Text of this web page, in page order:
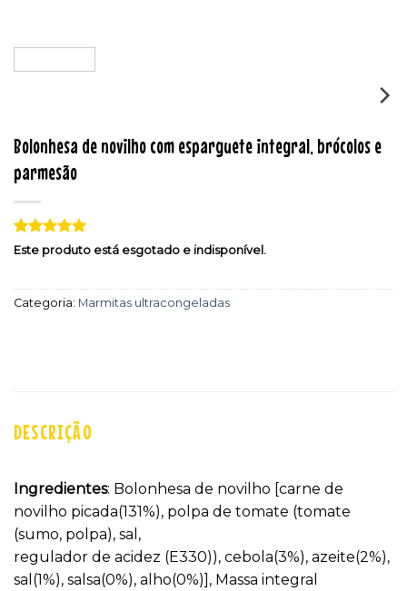
Bolonhesa de novilho com esparguete integral, brócolos e
parmesão
Classificado
com
em
2
classificações
Este produto está esgotado e indisponível.
Categoria: Marmitas ultracongeladas
DESCRIÇÃO
Ingredientes: Bolonhesa de novilho [carne de
novilho picada(131%), polpa de tomate (tomate
(sumo, polpa), sal,
regulador de acidez (E330)), cebola(3%), azeite(2%),
sal(1%), salsa(0%), alho(0%)], Massa integral